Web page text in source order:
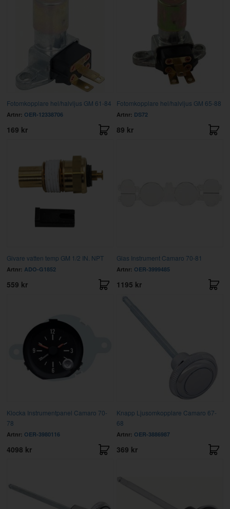
Fotomkopplare hel/halvljus GM 61-84
Artnr: OER-12338706
169 kr
Fotomkopplare hel/halvljus GM 65-88
Artnr: DS72
89 kr
Givare vatten temp GM 1/2 IN. NPT
Artnr: ADO-G1852
559 kr
Glas Instrument Camaro 70-81
Artnr: OER-3999485
1195 kr
Klocka Instrumentpanel Camaro 70-
78
Artnr: OER-3980116
4098 kr
Knapp Ljusomkopplare Camaro 67-
68
Artnr: OER-3886987
369 kr